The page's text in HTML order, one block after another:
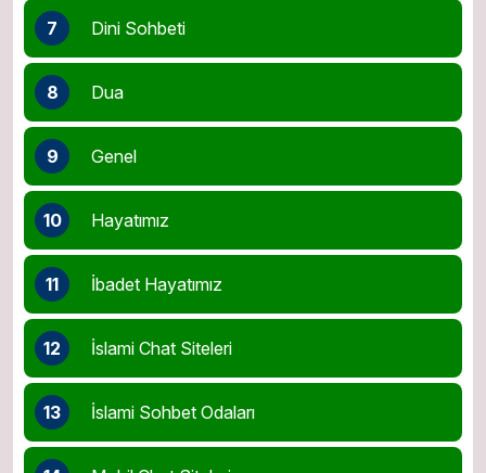
7 Dini Sohbeti
8 Dua
9 Genel
10 Hayatımız
11 İbadet Hayatımız
12 İslami Chat Siteleri
13 İslami Sohbet Odaları